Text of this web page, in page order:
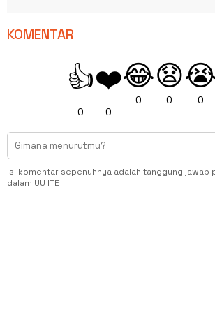
KOMENTAR
👍
0
❤️
0
😂
0
😧
0
😭
0
Isi komentar sepenuhnya adalah tanggung jawab
dalam UU ITE